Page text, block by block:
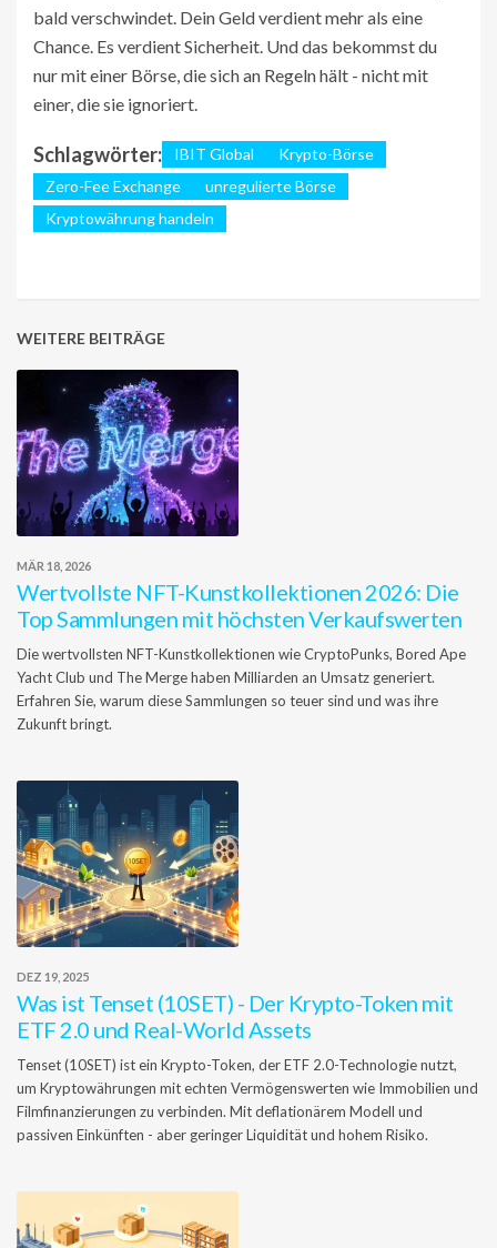
bald verschwindet. Dein Geld verdient mehr als eine
Chance. Es verdient Sicherheit. Und das bekommst du
nur mit einer Börse, die sich an Regeln hält - nicht mit
einer, die sie ignoriert.
Schlagwörter: IBIT Global
Krypto-Börse
Zero-Fee Exchange
unregulierte Börse
Kryptowährung handeln
WEITERE BEITRÄGE
MÄR 18, 2026
Wertvollste NFT-Kunstkollektionen 2026: Die
Top Sammlungen mit höchsten Verkaufswerten
Die wertvollsten NFT-Kunstkollektionen wie CryptoPunks, Bored Ape
Yacht Club und The Merge haben Milliarden an Umsatz generiert.
Erfahren Sie, warum diese Sammlungen so teuer sind und was ihre
Zukunft bringt.
DEZ 19, 2025
Was ist Tenset (10SET) - Der Krypto-Token mit
ETF 2.0 und Real-World Assets
Tenset (10SET) ist ein Krypto-Token, der ETF 2.0-Technologie nutzt,
um Kryptowährungen mit echten Vermögenswerten wie Immobilien und
Filmfinanzierungen zu verbinden. Mit deflationärem Modell und
passiven Einkünften - aber geringer Liquidität und hohem Risiko.